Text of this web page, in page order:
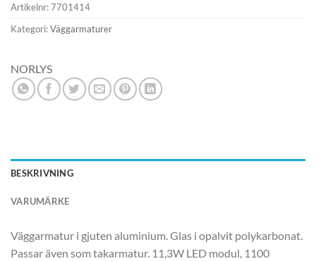
Artikelnr:7701414
Kategori:Väggarmaturer
NORLYS
BESKRIVNING
VARUMÄRKE
Väggarmatur i gjuten aluminium. Glas i opalvit polykarbonat.
Passar även som takarmatur. 11,3W LED modul, 1100